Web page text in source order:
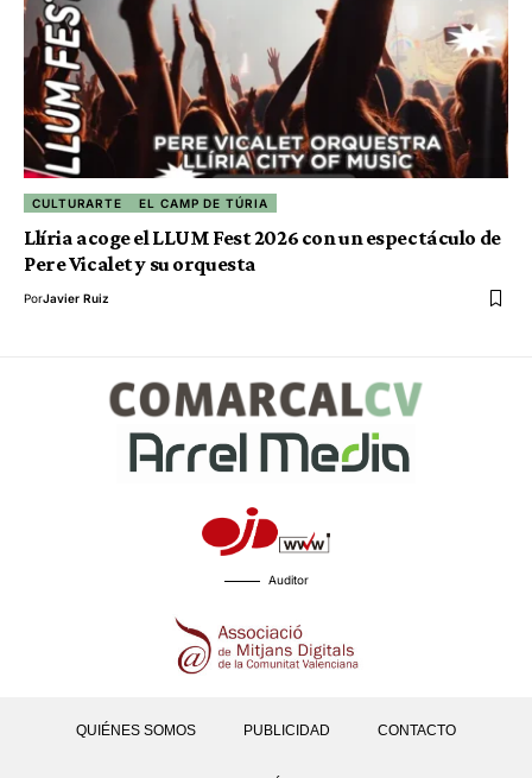
CULTURARTE EL CAMP DE TÚRIA
Llíria acoge el LLUM Fest 2026 con un espectáculo de
Pere Vicalet y su orquesta
PorJavier Ruiz
Auditor
QUIÉNES SOMOS PUBLICIDAD CONTACTO